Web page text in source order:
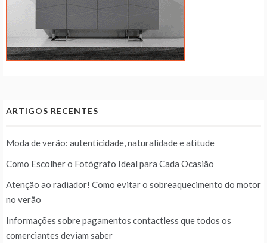
ARTIGOS RECENTES
Moda de verão: autenticidade, naturalidade e atitude
Como Escolher o Fotógrafo Ideal para Cada Ocasião
Atenção ao radiador! Como evitar o sobreaquecimento do motor
no verão
Informações sobre pagamentos contactless que todos os
comerciantes deviam saber